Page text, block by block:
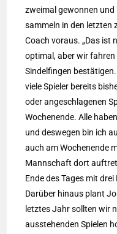
zweimal gewonnen
sammeln in den letzten
Coach voraus. „Das ist
optimal, aber wir fahren
Sindelfingen
viele Spieler bereits
oder angeschlagenen
Wochenende. Alle
und deswegen bin ich
auch am Wochenende
Mannschaft dort
Ende des Tages mit
Darüber hinaus plant
letztes Jahr sollten wir
ausstehenden Spielen